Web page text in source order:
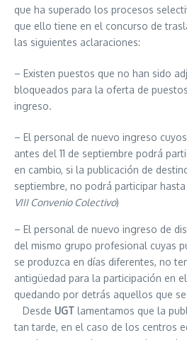
que ha superado los procesos
que ello tiene en el concurso de
las siguientes aclaraciones:
– Existen puestos que no han sido
bloqueados para la oferta de
ingreso.
– El personal de nuevo ingreso
antes del 11 de septiembre podrá
en cambio, si la publicación de
septiembre, no podrá participar
VIII Convenio Colectivo)
– El personal de nuevo ingreso de
del mismo grupo profesional cuyas
se produzca en días diferentes, no
antigüedad para la participación en
quedando por detrás aquellos que
Desde UGT lamentamos que la
tan tarde, en el caso de los centros